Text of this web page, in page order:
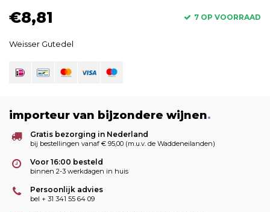
€8,81 7 OP VOORRAAD
Weisser Gutedel
importeur van bijzondere wijnen.
Gratis bezorging in Nederland
bij bestellingen vanaf € 95,00 (m.u.v. de Waddeneilanden)
Voor 16:00 besteld
binnen 2-3 werkdagen in huis
Persoonlijk advies
bel + 31 341 55 64 09